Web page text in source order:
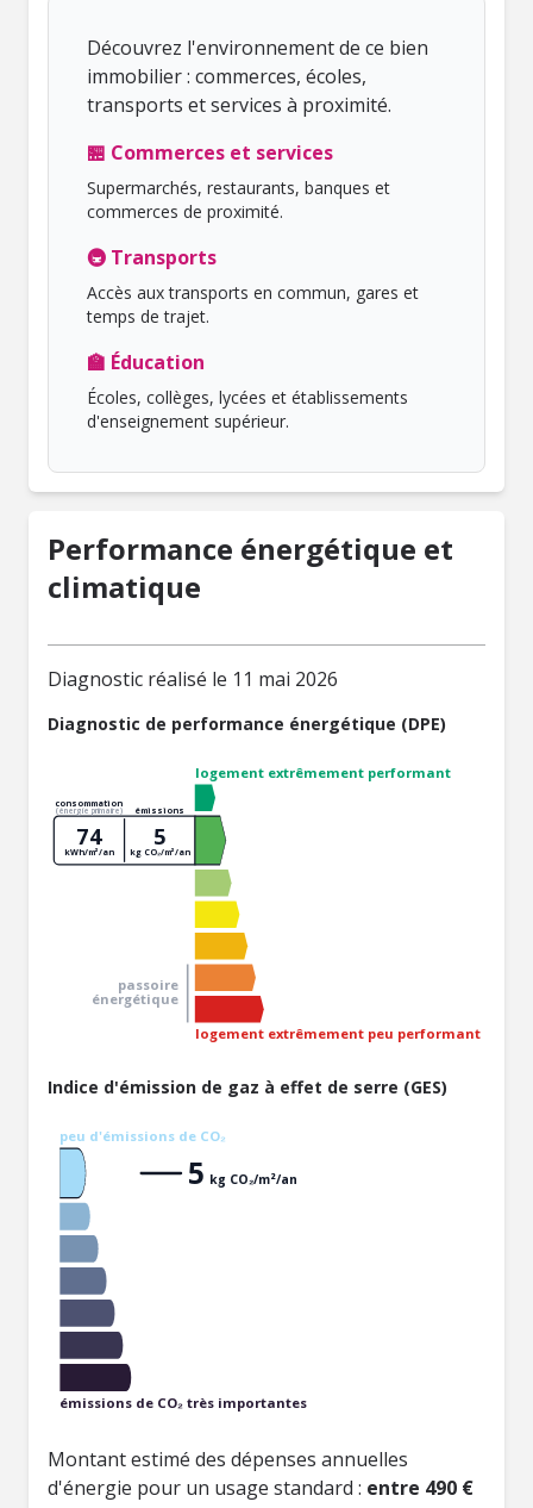
Découvrez l'environnement de ce bien
immobilier : commerces, écoles,
transports et services à proximité.
🏪 Commerces et services
Supermarchés, restaurants, banques et
commerces de proximité.
🚇 Transports
Accès aux transports en commun, gares et
temps de trajet.
🏫 Éducation
Écoles, collèges, lycées et établissements
d'enseignement supérieur.
Performance énergétique et
climatique
Diagnostic réalisé le 11 mai 2026
Diagnostic de performance énergétique (DPE)
logement extrêmement performant
logement extrêmement peu performant
passoire
énergétique
consommation
(énergie primaire) émissions
74
kWh/m²/an
5
kg CO₂/m²/an
Indice d'émission de gaz à effet de serre (GES)
peu d'émissions de CO₂
émissions de CO₂ très importantes
5 kg CO₂/m²/an
Montant estimé des dépenses annuelles
d'énergie pour un usage standard : entre 490 €